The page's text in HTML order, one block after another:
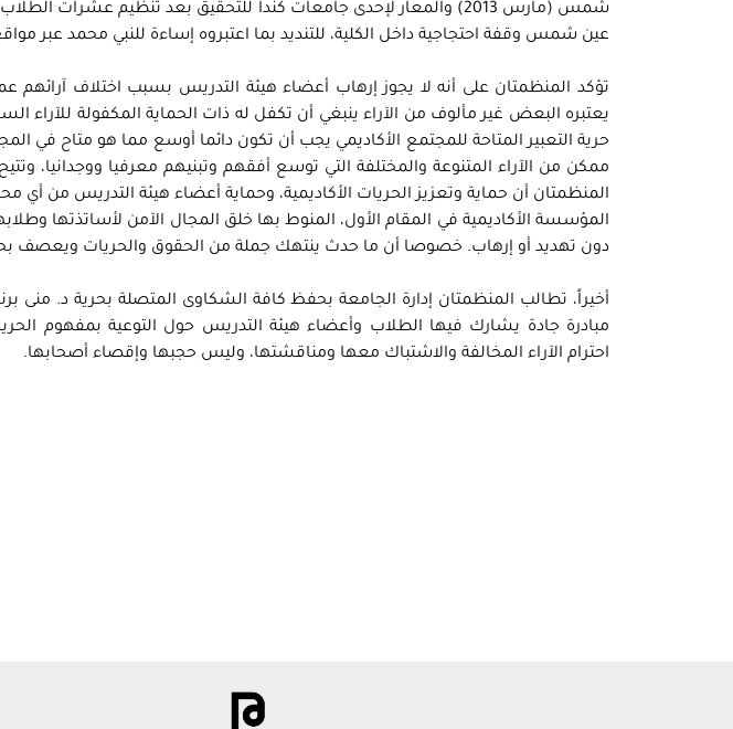
شمس (مارس 2013) والمعار لإحدى جامعات كندا للتحقيق بعد تنظيم عشرات
عين شمس وقفة احتجاجية داخل الكلية، للتنديد بما اعتبروه إساءة للنبي محمد عبر
تؤكد المنظمتان على أنه لا يجوز إرهاب أعضاء هيئة التدريس بسبب اختلاف آرائهم
يعتبره البعض غير مألوف من الآراء ينبغي أن تكفل له ذات الحماية المكفولة للآراء
حرية التعبير المتاحة للمجتمع الأكاديمي يجب أن تكون دائما أوسع مما هو متاح في
ممكن من الآراء المتنوعة والمختلفة التي توسع أفقهم وتبنيهم معرفيا ووجدانيا،
المنظمتان أن حماية وتعزيز الحريات الأكاديمية، وحماية أعضاء هيئة التدريس من أي
المؤسسة الأكاديمية في المقام الأول، المنوط بها خلق المجال الآمن لأساتذتها
دون تهديد أو إرهاب. خصوصا أن ما حدث ينتهك جملة من الحقوق والحريات ويعصف
أخيراً، تطالب المنظمتان إدارة الجامعة بحفظ كافة الشكاوى المتصلة بحرية د. منى
مبادرة جادة يشارك فيها الطلاب وأعضاء هيئة التدريس حول التوعية بمفهوم
احترام الآراء المخالفة والاشتباك معها ومناقشتها، وليس حجبها وإقصاء أصحابها.